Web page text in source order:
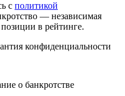
с политикой
— независимая
в рейтинге.
конфиденциальности
о банкротстве